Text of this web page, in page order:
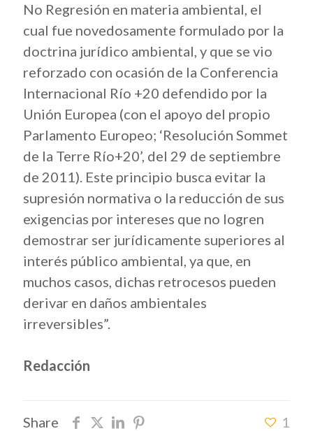
No Regresión en materia ambiental, el
cual fue novedosamente formulado por la
doctrina jurídico ambiental, y que se vio
reforzado con ocasión de la Conferencia
Internacional Río +20 defendido por la
Unión Europea (con el apoyo del propio
Parlamento Europeo; ‘Resolución Sommet
de la Terre Río+20’, del 29 de septiembre
de 2011). Este principio busca evitar la
supresión normativa o la reducción de sus
exigencias por intereses que no logren
demostrar ser jurídicamente superiores al
interés público ambiental, ya que, en
muchos casos, dichas retrocesos pueden
derivar en daños ambientales
irreversibles”.
Redacción
Share 1